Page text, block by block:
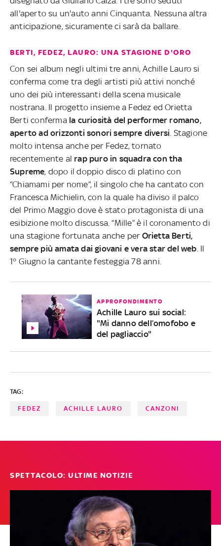
all'aperto su un'auto anni Cinquanta. Nessuna altra
anticipazione, sicuramente ci sarà da ballare.
BERTI, FEDEZ, LAURO: UNA STAGIONE D'ORO
Con sei album negli ultimi tre anni, Achille Lauro si
conferma come tra degli artisti più attivi nonché
uno dei più interessanti della scena musicale
nostrana. Il progetto insieme a Fedez ed Orietta
Berti conferma la curiosità del performer romano,
aperto ad orizzonti sonori sempre diversi . Stagione
molto intensa anche per Fedez, tornato
recentemente al rap puro in squadra con tha
Supreme, dopo il doppio disco di platino con
“Chiamami per nome”, il singolo che ha cantato con
Francesca Michielin, con la quale ha diviso il palco
del Primo Maggio dove è stato protagonista di una
esibizione molto discussa. “Mille” è il coronamento di
una stagione fortunata anche per Orietta Berti,
sempre più amata dai giovani e vera star del web . Il
1° Giugno la cantante festeggia 78 anni.
APPROFONDIMENTO
Achille Lauro sui social:
"Mi danno dell’omofobo e
del pagliaccio"
TAG:
FEDEZ ACHILLE LAURO CANZONI
SPETTACOLO: ULTIME NOTIZIE